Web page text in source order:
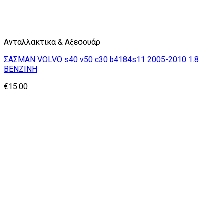
Ανταλλακτικα & Αξεσουάρ
ΣΑΣΜΑΝ VOLVO s40 v50 c30 b4184s11 2005-2010 1.8
ΒΕΝΖΙΝΗ
€15.00